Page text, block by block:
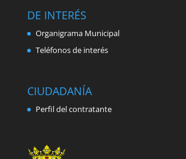
DE INTERÉS
Organigrama Municipal
Teléfonos de interés
CIUDADANÍA
Perfil del contratante